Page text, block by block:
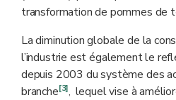
transformation de pommes de
La diminution globale de la
l’industrie est également le
depuis 2003 du système des
branche[3], lequel vise à